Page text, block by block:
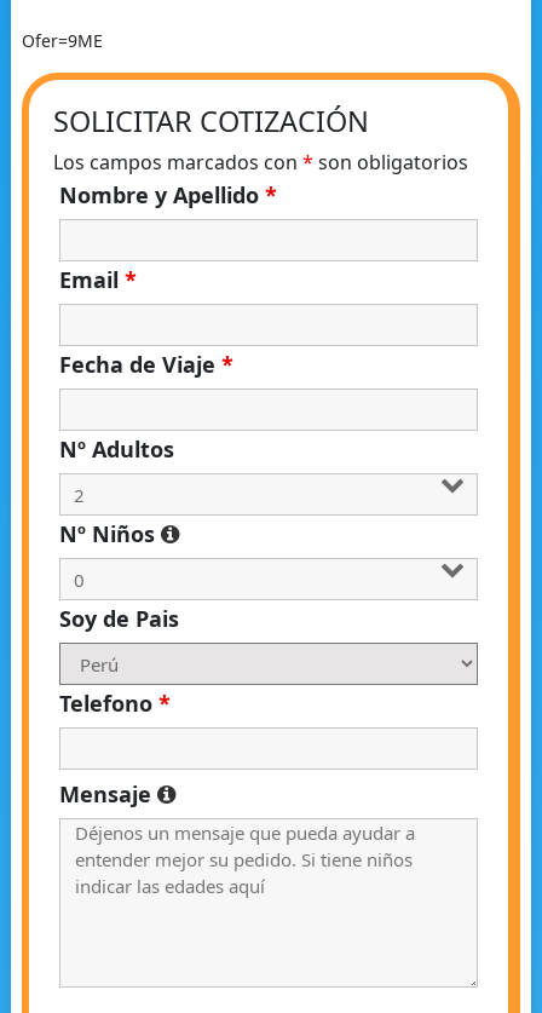
Ofer=9ME
SOLICITAR COTIZACIÓN
Los campos marcados con * son obligatorios
Nombre y Apellido *
Email *
Fecha de Viaje *
Nº Adultos
Nº Niños
Soy de Pais
Telefono *
Mensaje